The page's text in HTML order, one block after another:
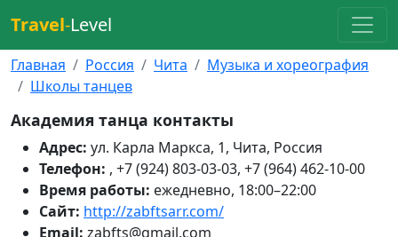
Travel-Level
Главная Россия Чита
Музыка и хореография
Школы танцев
Академия танца контакты
Адрес: ул. Карла Маркса, 1, Чита, Россия
Телефон: , +7 (924) 803-03-03, +7 (964) 462-10-00
Время работы: ежедневно, 18:00–22:00
Сайт: http://zabftsarr.com/
Email: zabfts@gmail.com